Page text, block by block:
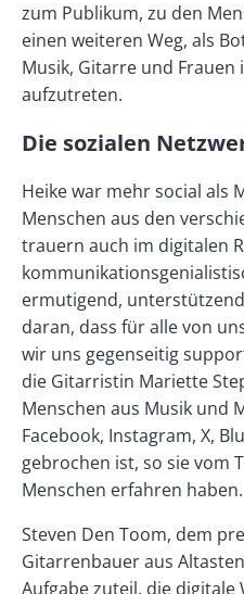
zum Publikum, zu den
einen weiteren Weg, als
Musik, Gitarre und Frauen
aufzutreten.
Die sozialen
Heike war mehr social als
Menschen aus den
trauern auch im digitalen
ermutigend,
daran, dass für alle von
wir uns gegenseitig
die Gitarristin Mariette
Menschen aus Musik und
Facebook, Instagram, X,
gebrochen ist, so sie vom
Menschen erfahren haben.
Steven Den Toom, dem
Gitarrenbauer aus
Aufgabe zuteil, die